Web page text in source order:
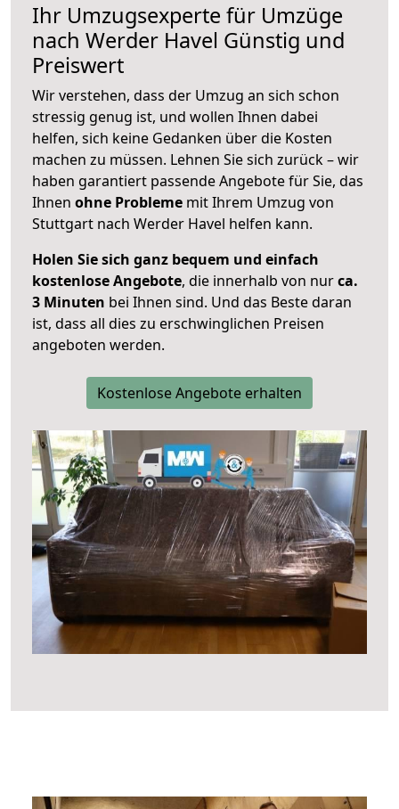
Ihr Umzugsexperte für Umzüge
nach Werder Havel Günstig und
Preiswert
Wir verstehen, dass der Umzug an sich schon
stressig genug ist, und wollen Ihnen dabei
helfen, sich keine Gedanken über die Kosten
machen zu müssen. Lehnen Sie sich zurück – wir
haben garantiert passende Angebote für Sie, das
Ihnen ohne Probleme mit Ihrem Umzug von
Stuttgart nach Werder Havel helfen kann.
Holen Sie sich ganz bequem und einfach
kostenlose Angebote, die innerhalb von nurca.
3 Minuten bei Ihnen sind. Und das Beste daran
ist, dass all dies zu erschwinglichen Preisen
angeboten werden.
Kostenlose Angebote erhalten